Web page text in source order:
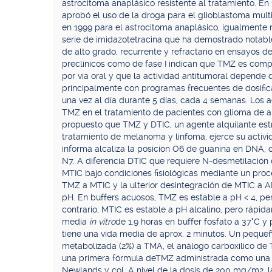
astrocitoma anaplásico resistente al tratamiento.
aprobó el uso de la droga para el glioblastoma
en 1999 para el astrocitoma anaplásico,
serie de imidazotetracina que ha demostrado
de alto grado, recurrente y refractario en ensayos
preclínicos como de fase I indican que TMZ es
por vía oral y que la actividad antitumoral depende
principalmente con programas frecuentes de
una vez al día durante 5 días, cada 4 semanas.
TMZ en el tratamiento de pacientes con glioma de
propuesto que TMZ y DTIC, un agente alquilante
tratamiento de melanoma y linfoma, ejerce su
informa alcaliza la posición O6 de guanina en
N7. A diferencia DTIC que requiere N-
MTIC bajo condiciones fisiológicas mediante un
TMZ a MTIC y la ulterior desintegración de MTIC a
pH. En buffers acuosos, TMZ es estable a pH < 4,
contrario, MTIC es estable a pH alcalino, pero
media in vitrode 1.9 horas en buffer fosfato a 37°C
tiene una vida media de aprox. 2 minutos. Un
metabolizada (2%) a TMA, el análogo carboxílico
una primera fórmula deTMZ administrada como